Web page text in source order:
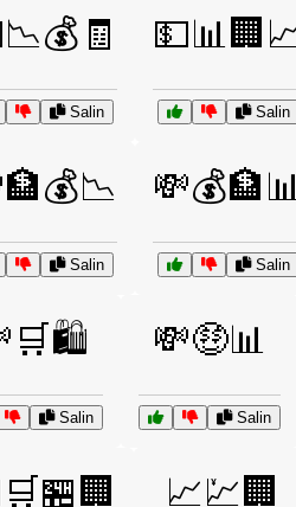
Salin Salin
Salin
💸💰🏦📊
Salin
Salin
💸🤑📊
Salin
📈💹🏢